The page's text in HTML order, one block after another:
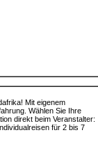
Mit eigenem
Wählen Sie Ihre
direkt beim Veranstalter:
für 2 bis 7